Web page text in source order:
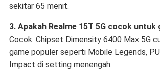
sekitar 65 menit.
3. Apakah Realme 15T 5G cocok untuk
Cocok. Chipset Dimensity 6400 Max 5G
game populer seperti Mobile Legends,
Impact di setting menengah.